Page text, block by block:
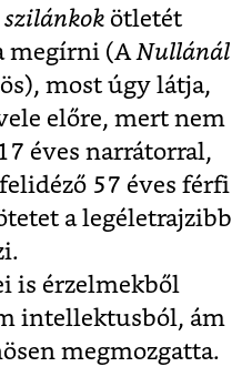
szilánkok ötletét
megírni (A Nullánál
most úgy látja,
előre, mert nem
éves narrátorral,
57 éves férfi
a legéletrajzibb
is érzelmekből
intellektusból, ám
megmozgatta.